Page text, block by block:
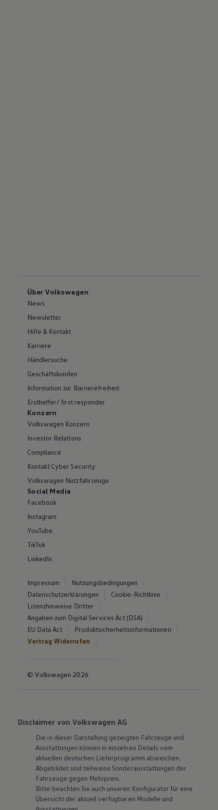
Über Volkswagen
News
Newsletter
Hilfe & Kontakt
Karriere
Händlersuche
Geschäftskunden
Information zur Barrierefreiheit
Ersthelfer/ first responder
Konzern
Volkswagen Konzern
Investor Relations
Compliance
Kontakt Cyber Security
Volkswagen Nutzfahrzeuge
Social Media
Facebook
Instagram
YouTube
TikTok
LinkedIn
Impressum
Nutzungsbedingungen
Datenschutzerklärungen
Cookie-Richtlinie
Lizenzhinweise Dritter
Angaben zum Digital Services Act (DSA)
EU Data Act
Produktsicherheitsinformationen
Vertrag Widerrufen
© Volkswagen 2026
Disclaimer von Volkswagen AG
Die in dieser Darstellung gezeigten Fahrzeuge und
Ausstattungen können in einzelnen Details vom
aktuellen deutschen Lieferprogramm abweichen.
Abgebildet sind teilweise Sonderausstattungen der
Fahrzeuge gegen Mehrpreis.
Bitte beachten Sie auch unseren Konfigurator für eine
Übersicht der aktuell verfügbaren Modelle und